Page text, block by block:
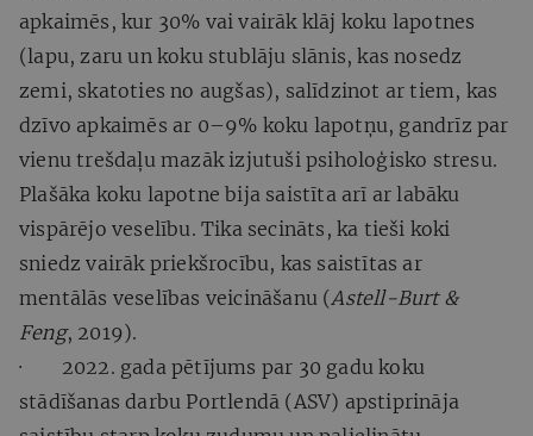
apkaimēs, kur 30% vai vairāk klāj koku lapotnes
(lapu, zaru un koku stublāju slānis, kas nosedz
zemi, skatoties no augšas), salīdzinot ar tiem, kas
dzīvo apkaimēs ar 0–9% koku lapotņu, gandrīz par
vienu trešdaļu mazāk izjutuši psiholoģisko stresu.
Plašāka koku lapotne bija saistīta arī ar labāku
vispārējo veselību. Tika secināts, ka tieši koki
sniedz vairāk priekšrocību, kas saistītas ar
mentālās veselības veicināšanu (Astell-Burt &
Feng, 2019).
· 2022. gada pētījums par 30 gadu koku
stādīšanas darbu Portlendā (ASV) apstiprināja